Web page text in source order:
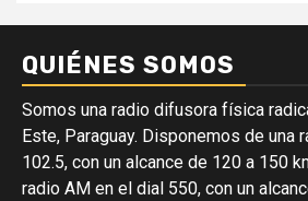
QUIÉNES SOMOS
Somos una radio difusora física
Este, Paraguay. Disponemos de una
102.5, con un alcance de 120 a 150
radio AM en el dial 550, con un